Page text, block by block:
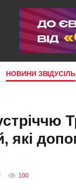
НОВИНИ ЗВІДУСІЛЬ
які
100